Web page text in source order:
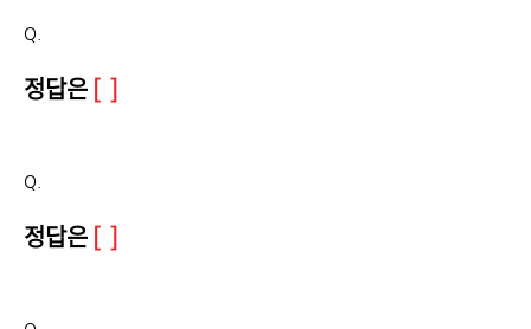
Q.
정답은 [ ]
Q.
정답은 [ ]